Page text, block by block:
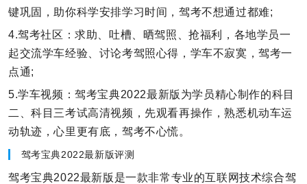
键巩固，助你科学安排学习时间，驾考不想通过都难;
4.驾考社区：求助、吐槽、晒驾照、抢福利，各地学员一
起交流学车经验、讨论考驾照心得，学车不寂寞，驾考一
点通;
5.学车视频：驾考宝典2022最新版为学员精心制作的科目
二、科目三考试高清视频，先观看再操作，熟悉机动车运
动轨迹，心里更有底，驾考不心慌。
驾考宝典2022最新版评测
驾考宝典2022最新版是一款非常专业的互联网技术综合驾